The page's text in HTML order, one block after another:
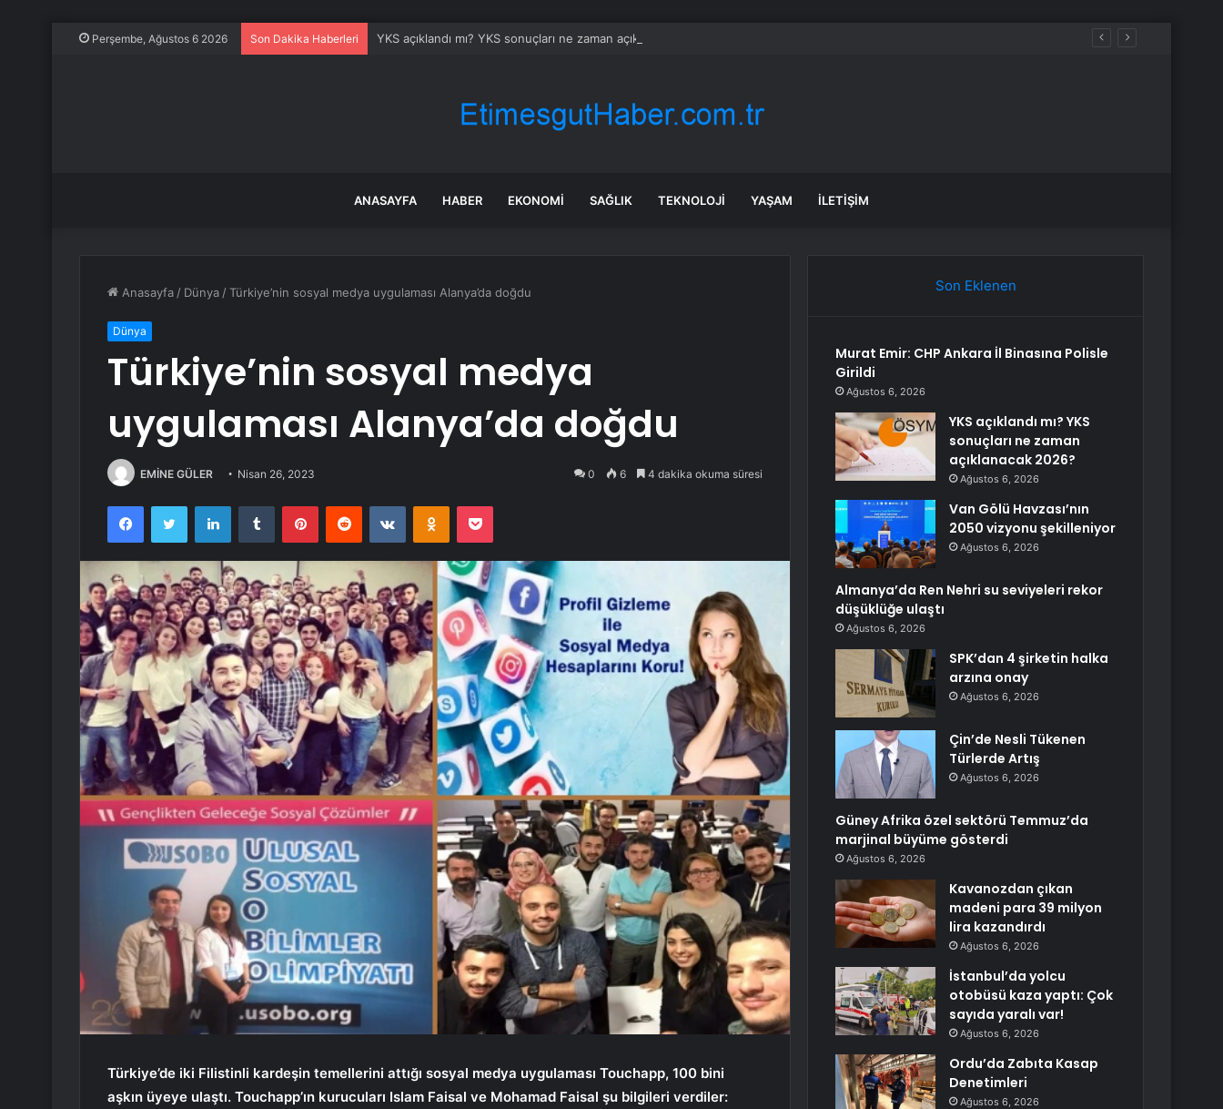
Perşembe, Ağustos 6 2026 Son Dakika Haberleri YKS açıklandı mı? YKS sonuçları ne zaman açıklanacak 2026?
ANASAYFA HABER EKONOMI SAĞLIK TEKNOLOJI YAŞAM İLETIŞIM
Anasayfa / Dünya /Türkiye’nin sosyal medya uygulaması Alanya’da doğdu
Dünya
Türkiye’nin sosyal medya
uygulaması Alanya’da doğdu
EMİNE GÜLER Nisan 26, 2023 0 6 4 dakika okuma süresi
FacebookTwitter LinkedInTumblr PinterestReddit VKontakteOdnoklassniki
Pocket
Türkiye’de iki Filistinli kardeşin temellerini attığı sosyal medya uygulaması Touchapp, 100 bini
aşkın üyeye ulaştı. Touchapp’ın kurucuları Islam Faisal ve Mohamad Faisal şu ​​bilgileri verdiler:
Son Eklenen
Murat Emir: CHP Ankara İl Binasına Polisle
Girildi
Ağustos 6, 2026
YKS açıklandı mı? YKS
sonuçları ne zaman
açıklanacak 2026?
Ağustos 6, 2026
Van Gölü Havzası’nın
2050 vizyonu şekilleniyor
Ağustos 6, 2026
Almanya’da Ren Nehri su seviyeleri rekor
düşüklüğe ulaştı
Ağustos 6, 2026
SPK’dan 4 şirketin halka
arzına onay
Ağustos 6, 2026
Çin’de Nesli Tükenen
Türlerde Artış
Ağustos 6, 2026
Güney Afrika özel sektörü Temmuz’da
marjinal büyüme gösterdi
Ağustos 6, 2026
Kavanozdan çıkan
madeni para 39 milyon
lira kazandırdı
Ağustos 6, 2026
İstanbul’da yolcu
otobüsü kaza yaptı: Çok
sayıda yaralı var!
Ağustos 6, 2026
Ordu’da Zabıta Kasap
Denetimleri
Ağustos 6, 2026